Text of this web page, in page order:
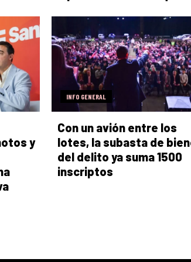
y
INFO GENERAL
Con un avión entre los
lotes, la subasta de
del delito ya suma 1500
inscriptos